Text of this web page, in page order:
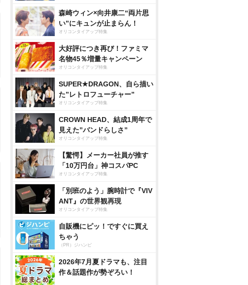
森崎ウィン×向井康二“両片思
い”にキュンが止まらん！
オリコンタイアップ特集
大好評につき再び！ファミマ
名物45％増量キャンペーン
オリコンタイアップ特集
SUPER★DRAGON、自ら描い
た”レトロフューチャー”
オリコンタイアップ特集
CROWN HEAD、結成1周年で
見えた”バンドらしさ”
オリコンタイアップ特集
【驚愕】メーカー社員が推す
「10万円台」神コスパPC
オリコンタイアップ特集
「別班のよう」腕時計で『VIV
ANT』の世界観再現
オリコンタイアップ特集
自販機にピッ！ですぐに買え
ちゃう
（PR）ジハンピ
2026年7月夏ドラマも、注目
作＆話題作が勢ぞろい！